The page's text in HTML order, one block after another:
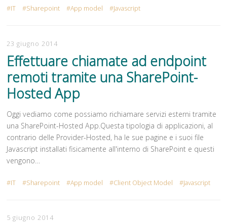
IT Sharepoint App model Javascript
23 giugno 2014
Effettuare chiamate ad endpoint
remoti tramite una SharePoint-
Hosted App
Oggi vediamo come possiamo richiamare servizi esterni tramite
una SharePoint-Hosted App.Questa tipologia di applicazioni, al
contrario delle Provider-Hosted, ha le sue pagine e i suoi file
Javascript installati fisicamente all'interno di SharePoint e questi
vengono…
IT Sharepoint App model Client Object Model Javascript
5 giugno 2014